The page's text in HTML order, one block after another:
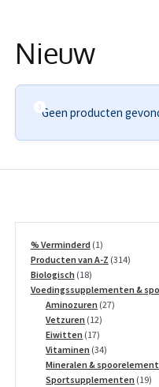
Nieuw
Geen producten
% Verminderd 11
product
Producten van A-Z 314314
Biologisch 1818
producten
Voedingssupplementen &
Aminozuren 2727
Vetzuren 1212
producten
Eiwitten 1717
producten
Vitaminen 3434
producten
Mineralen &
Sportsupplementen 1919